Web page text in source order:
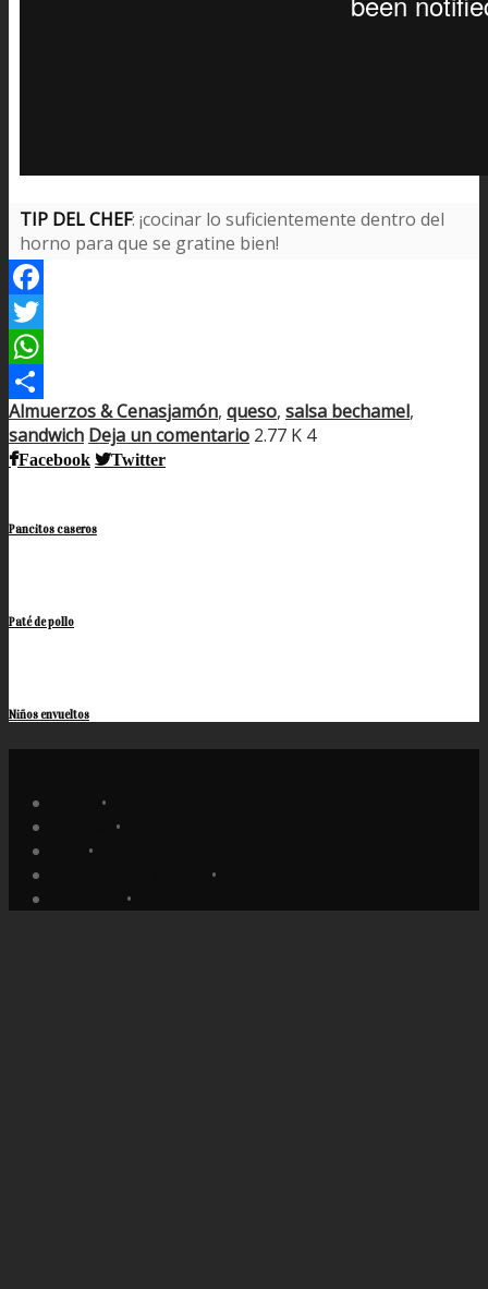
TIP DEL CHEF: ¡cocinar lo suficientemente dentro del
horno para que se gratine bien!
Facebook
Twitter
WhatsApp
Compartir
Almuerzos & Cenasjamón, queso, salsa bechamel,
sandwich Deja un comentario 2.77 K 4
Facebook Twitter
Pancitos caseros
Paté de pollo
Niños envueltos
•
•
•
•
•